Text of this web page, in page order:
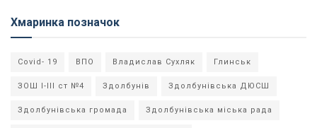
Хмаринка позначок
Covid- 19 ВПО Владислав Сухляк Глинськ
ЗОШ І-ІІІ ст №4 Здолбунів Здолбунівська ДЮСШ
Здолбунівська громада Здолбунівська міська рада